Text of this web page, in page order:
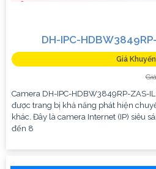
DH-IPC-
Giá
Camera DH-IPC-HDBW3849RP-ZAS-
được trang bị khả năng phát hiện
khác. Đây là camera Internet (IP) siêu
đến 8